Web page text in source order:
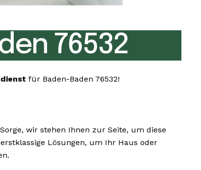
76532
für Baden-Baden 76532!
wir stehen Ihnen zur Seite, um diese
Lösungen, um Ihr Haus oder